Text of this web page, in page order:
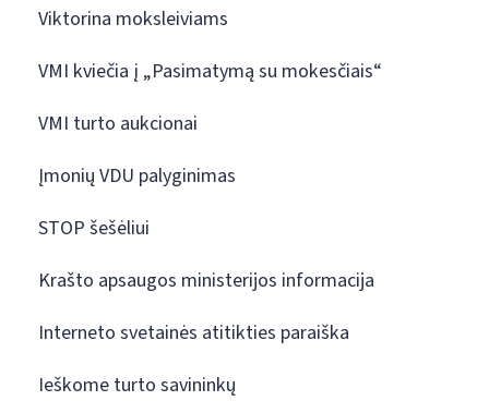
Viktorina moksleiviams
VMI kviečia į „Pasimatymą su mokesčiais“
VMI turto aukcionai
Įmonių VDU palyginimas
STOP šešėliui
Krašto apsaugos ministerijos informacija
Interneto svetainės atitikties paraiška
Ieškome turto savininkų